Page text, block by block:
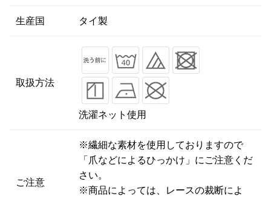
生産国 タイ製
取扱方法
洗濯ネット使用
ご注意
※繊細な素材を使用しておりますので
「爪などによるひっかけ」にご注意くだ
さい。
※商品によっては、レースの裁断によ